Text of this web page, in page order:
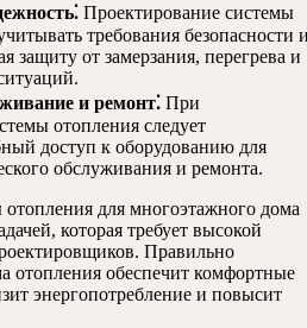
Проектирование системы
требования безопасности
защиту от замерзания, перегрева и
и ремонт⁚ При
отопления следует
доступ к оборудованию для
обслуживания и ремонта.
для многоэтажного дома
которая требует высокой
Правильно
отопления обеспечит комфортные
энергопотребление и повысит